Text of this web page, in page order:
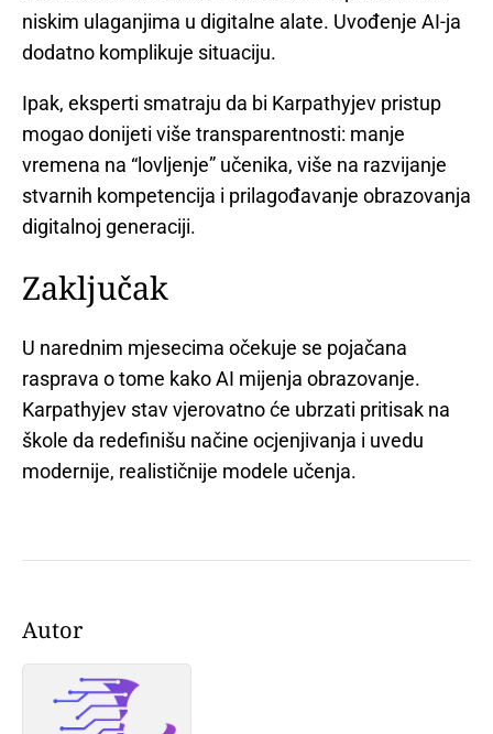
niskim ulaganjima u digitalne alate. Uvođenje AI-ja
dodatno komplikuje situaciju.
Ipak, eksperti smatraju da bi Karpathyjev pristup
mogao donijeti više transparentnosti: manje
vremena na “lovljenje” učenika, više na razvijanje
stvarnih kompetencija i prilagođavanje obrazovanja
digitalnoj generaciji.
Zaključak
U narednim mjesecima očekuje se pojačana
rasprava o tome kako AI mijenja obrazovanje.
Karpathyjev stav vjerovatno će ubrzati pritisak na
škole da redefinišu načine ocjenjivanja i uvedu
modernije, realističnije modele učenja.
Autor